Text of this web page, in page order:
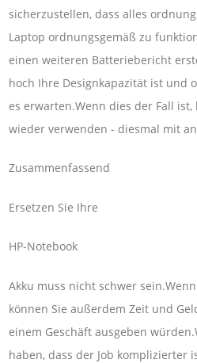
sicherzustellen, dass alles
Laptop ordnungsgemäß zu
einen weiteren Batteriebericht
hoch Ihre Designkapazität ist und
es erwarten.Wenn dies der Fall
wieder verwenden - diesmal mit
Zusammenfassend
Ersetzen Sie Ihre
HP-Notebook
Akku muss nicht schwer
können Sie außerdem Zeit und
einem Geschäft ausgeben
haben, dass der Job komplizierter